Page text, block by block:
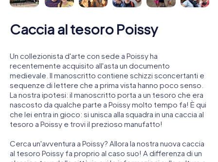
Caccia al tesoro Poissy
Un collezionista d'arte con sede a Poissy ha
recentemente acquisito all'asta un documento
medievale. Il manoscritto contiene schizzi sconcertanti e
sequenze di lettere che a prima vista hanno poco senso.
La nostra ipotesi: il manoscritto porta a un tesoro che era
nascosto da qualche parte a Poissy molto tempo fa! È qui
che lei entra in gioco: si unisca alla squadra in una caccia al
tesoro a Poissy e trovi il prezioso manufatto!
Cerca un'avventura a Poissy? Allora la nostra nuova caccia
al tesoro Poissy fa proprio al caso suo! A differenza di un